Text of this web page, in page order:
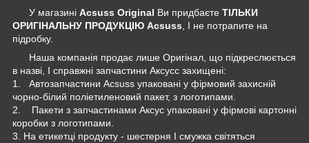
У магазині Acsuss Original Ви придбаєте ТІЛЬКИ
ОРИГІНАЛЬНУ ПРОДУКЦІЮ Acsuss , І не потрапите на
підробку.
Наша компанія продає лише Оригінал, що підкреслюється
в назві, І справжні запчастини Аксусс захищені:
1. Автозапчастини Acsuss упаковані у фірмовий захисній
чорно-білий поліетиленовий пакет, з логотипами.
2. Пакети з запчастинами Аксус упаковані у фірмові картонні
коробки з логотипами.
3. На етикетці продукту - шестерня І смужка світяться